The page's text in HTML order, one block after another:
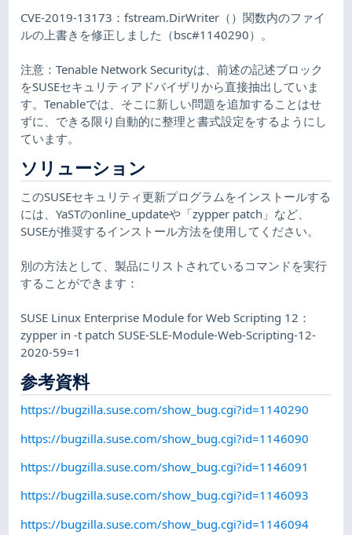
CVE-2019-13173：fstream.DirWriter（）関数内のファイ
ルの上書きを修正しました（bsc#1140290）。
注意：Tenable Network Securityは、前述の記述ブロック
をSUSEセキュリティアドバイザリから直接抽出していま
す。Tenableでは、そこに新しい問題を追加することはせ
ずに、できる限り自動的に整理と書式設定をするようにし
ています。
ソリューション
このSUSEセキュリティ更新プログラムをインストールする
には、YaSTのonline_updateや「zypper patch」など、
SUSEが推奨するインストール方法を使用してください。
別の方法として、製品にリストされているコマンドを実行
することができます：
SUSE Linux Enterprise Module for Web Scripting 12：
zypper in -t patch SUSE-SLE-Module-Web-Scripting-12-
2020-59=1
参考資料
https://bugzilla.suse.com/show_bug.cgi?id=1140290
https://bugzilla.suse.com/show_bug.cgi?id=1146090
https://bugzilla.suse.com/show_bug.cgi?id=1146091
https://bugzilla.suse.com/show_bug.cgi?id=1146093
https://bugzilla.suse.com/show_bug.cgi?id=1146094